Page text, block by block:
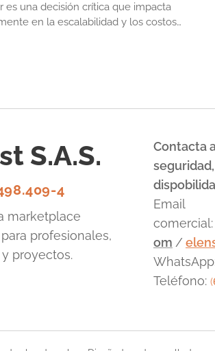
es una decisión crítica que impacta
en la escalabilidad y los costos
S.A.S.
4
marketplace
profesionales,
proyectos.
Contacta
Email
comercial:
om /
Teléfono: (